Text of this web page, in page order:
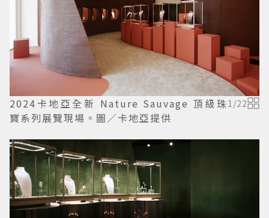
2024卡地亞全新 Nature Sauvage 頂級珠
寶系列展覽現場。圖／卡地亞提供
1 /22